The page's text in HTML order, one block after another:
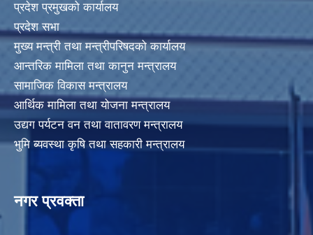
प्रदेश प्रमुखको कार्यालय
प्रदेश सभा
मुख्य मन्त्री तथा मन्त्रीपरिषदको कार्यालय
आन्तरिक मामिला तथा कानुन मन्त्रालय
सामाजिक विकास मन्त्रालय
आर्थिक मामिला तथा योजना मन्त्रालय
उद्यग पर्यटन वन तथा वातावरण मन्त्रालय
भुमि ब्यवस्था कृषि तथा सहकारी मन्त्रालय
नगर प्रवक्ता